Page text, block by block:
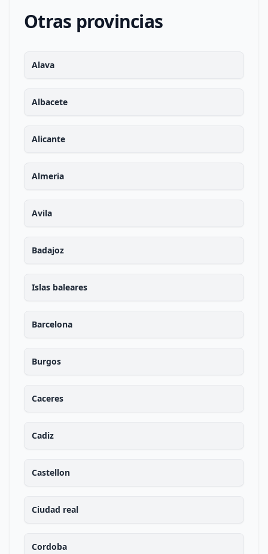
Otras provincias
Alava
Albacete
Alicante
Almeria
Avila
Badajoz
Islas baleares
Barcelona
Burgos
Caceres
Cadiz
Castellon
Ciudad real
Cordoba